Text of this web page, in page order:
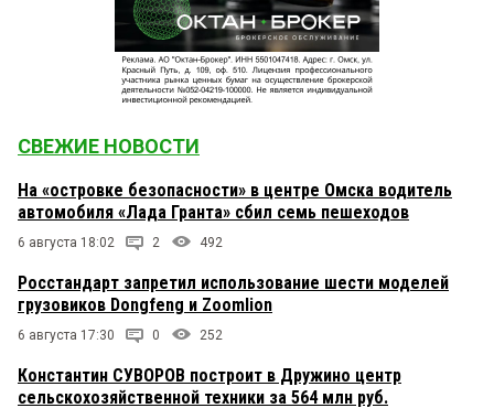
СВЕЖИЕ НОВОСТИ
На «островке безопасности» в центре Омска водитель
автомобиля «Лада Гранта» сбил семь пешеходов
6 августа 18:02 2 492
Росстандарт запретил использование шести моделей
грузовиков Dongfeng и Zoomlion
6 августа 17:30 0 252
Константин СУВОРОВ построит в Дружино центр
сельскохозяйственной техники за 564 млн руб.